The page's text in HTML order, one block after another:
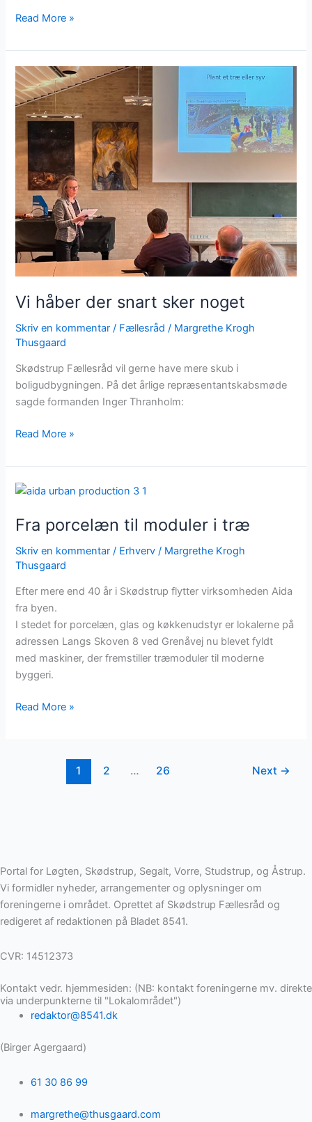
Read More »
Vi håber der snart sker noget
Skriv en kommentar / Fællesråd / Margrethe Krogh
Thusgaard
Skødstrup Fællesråd vil gerne have mere skub i
boligudbygningen. På det årlige repræsentantskabsmøde
sagde formanden Inger Thranholm:
Vi
håber
der
snart
sker
noget
Read More »
Fra porcelæn til moduler i træ
Skriv en kommentar / Erhverv / Margrethe Krogh
Thusgaard
Efter mere end 40 år i Skødstrup flytter virksomheden Aida
fra byen.
I stedet for porcelæn, glas og køkkenudstyr er lokalerne på
adressen Langs Skoven 8 ved Grenåvej nu blevet fyldt
med maskiner, der fremstiller træmoduler til moderne
byggeri.
Fra
til
i
træ
Read More »
1 2 … 26 Next →
Portal for Løgten, Skødstrup, Segalt, Vorre, Studstrup, og Åstrup.
Vi formidler nyheder, arrangementer og oplysninger om
foreningerne i området. Oprettet af Skødstrup Fællesråd og
redigeret af redaktionen på Bladet 8541.
CVR: 14512373
Kontakt vedr. hjemmesiden: (NB: kontakt foreningerne mv. direkte
via underpunkterne til "Lokalområdet")
redaktor@8541.dk
(Birger Agergaard)
61 30 86 99
margrethe@thusgaard.com